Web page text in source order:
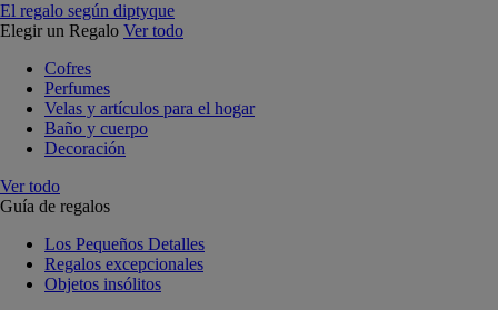
El regalo según diptyque
Elegir un Regalo Ver todo
Cofres
Perfumes
Velas y artículos para el hogar
Baño y cuerpo
Decoración
Ver todo
Guía de regalos
Los Pequeños Detalles
Regalos excepcionales
Objetos insólitos